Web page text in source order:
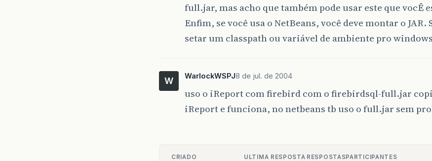
full.jar, mas acho que também pode usar este que vocÊ
Enfim, se você usa o NetBeans, você deve montar o JAR.
setar um classpath ou variável de ambiente pro
W WarlockWSPJ8 de jul. de 2004
uso o iReport com firebird com o firebirdsql-full.jar
iReport e funciona, no netbeans tb uso o full.jar sem
CRIADO ULTIMA RESPOSTA RESPOSTASPARTICIPANTES